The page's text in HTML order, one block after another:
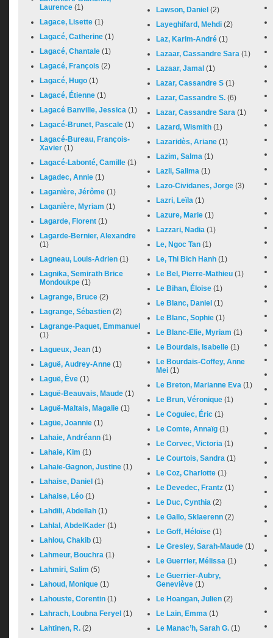
Laurence (1)
Lagace, Lisette (1)
Lagacé, Catherine (1)
Lagacé, Chantale (1)
Lagacé, François (2)
Lagacé, Hugo (1)
Lagacé, Étienne (1)
Lagacé Banville, Jessica (1)
Lagacé-Brunet, Pascale (1)
Lagacé-Bureau, François-
Xavier (1)
Lagacé-Labonté, Camille (1)
Lagadec, Annie (1)
Laganière, Jérôme (1)
Laganière, Myriam (1)
Lagarde, Florent (1)
Lagarde-Bernier, Alexandre
(1)
Lagneau, Louis-Adrien (1)
Lagnika, Semirath Brice
Mondoukpe (1)
Lagrange, Bruce (2)
Lagrange, Sébastien (2)
Lagrange-Paquet, Emmanuel
(1)
Lagueux, Jean (1)
Laguë, Audrey-Anne (1)
Laguë, Ève (1)
Laguë-Beauvais, Maude (1)
Laguë-Maltais, Magalie (1)
Lagüe, Joannie (1)
Lahaie, Andréann (1)
Lahaie, Kim (1)
Lahaie-Gagnon, Justine (1)
Lahaise, Daniel (1)
Lahaise, Léo (1)
Lahdili, Abdellah (1)
Lahlal, AbdelKader (1)
Lahlou, Chakib (1)
Lahmeur, Bouchra (1)
Lahmiri, Salim (5)
Lahoud, Monique (1)
Lahouste, Corentin (1)
Lahrach, Loubna Feryel (1)
Lahtinen, R. (2)
Lawson, Daniel (2)
Layeghifard, Mehdi (2)
Laz, Karim-André (1)
Lazaar, Cassandre Sara (1)
Lazaar, Jamal (1)
Lazar, Cassandre S (1)
Lazar, Cassandre S. (6)
Lazar, Cassandre Sara (1)
Lazard, Wismith (1)
Lazaridès, Ariane (1)
Lazim, Salma (1)
Lazli, Salima (1)
Lazo-Cividanes, Jorge (3)
Lazri, Leïla (1)
Lazure, Marie (1)
Lazzari, Nadia (1)
Le, Ngoc Tan (1)
Le, Thi Bich Hanh (1)
Le Bel, Pierre-Mathieu (1)
Le Bihan, Éloise (1)
Le Blanc, Daniel (1)
Le Blanc, Sophie (1)
Le Blanc-Elie, Myriam (1)
Le Bourdais, Isabelle (1)
Le Bourdais-Coffey, Anne
Mei (1)
Le Breton, Marianne Eva (1)
Le Brun, Véronique (1)
Le Coguiec, Éric (1)
Le Comte, Annaïg (1)
Le Corvec, Victoria (1)
Le Courtois, Sandra (1)
Le Coz, Charlotte (1)
Le Devedec, Frantz (1)
Le Duc, Cynthia (2)
Le Gallo, Sklaerenn (2)
Le Goff, Héloïse (1)
Le Gresley, Sarah-Maude (1)
Le Guerrier, Mélissa (1)
Le Guerrier-Aubry,
Geneviève (1)
Le Hoangan, Julien (2)
Le Lain, Emma (1)
Le Manac’h, Sarah G. (1)